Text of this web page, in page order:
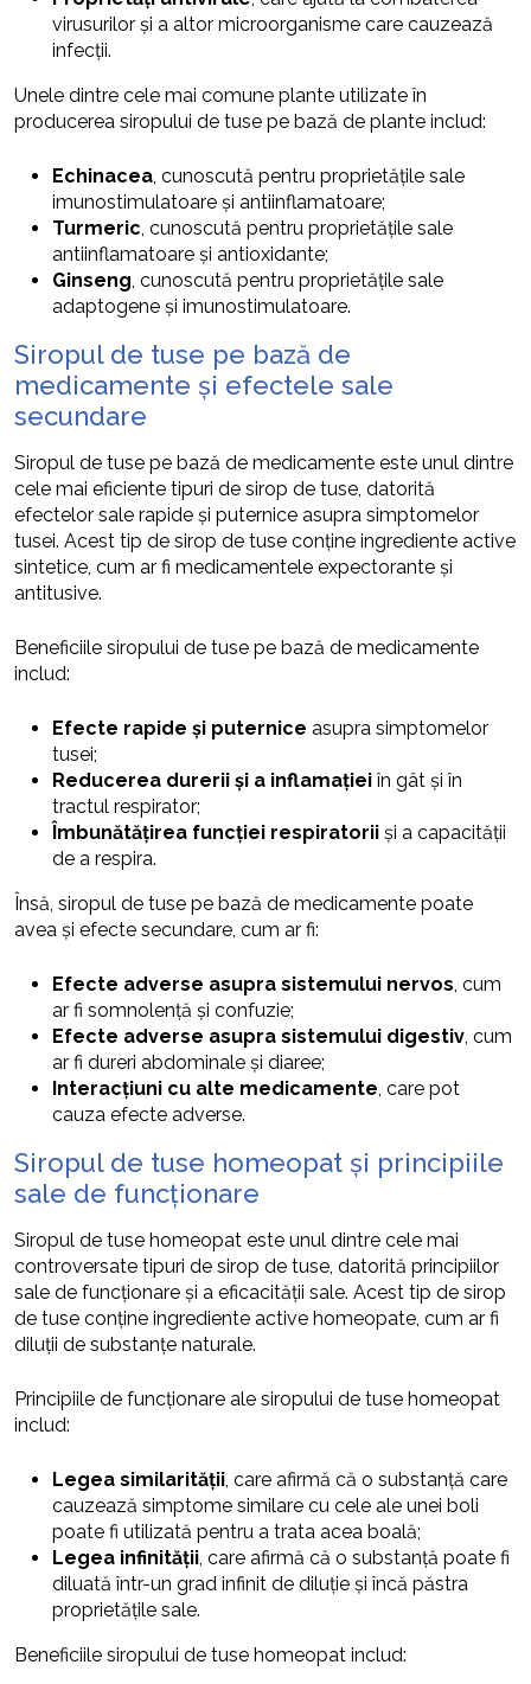
virusurilor și a altor microorganisme care cauzează
infecții.
Unele dintre cele mai comune plante utilizate în
producerea siropului de tuse pe bază de plante includ:
Echinacea , cunoscută pentru proprietățile sale
imunostimulatoare și antiinflamatoare;
Turmeric , cunoscută pentru proprietățile sale
antiinflamatoare și antioxidante;
Ginseng , cunoscută pentru proprietățile sale
adaptogene și imunostimulatoare.
Siropul de tuse pe bază de
medicamente și efectele sale
secundare
Siropul de tuse pe bază de medicamente este unul dintre
cele mai eficiente tipuri de sirop de tuse, datorită
efectelor sale rapide și puternice asupra simptomelor
tusei. Acest tip de sirop de tuse conține ingrediente active
sintetice, cum ar fi medicamentele expectorante și
antitusive.
Beneficiile siropului de tuse pe bază de medicamente
includ:
Efecte rapide și puternice asupra simptomelor
tusei;
Reducerea durerii și a inflamațieiîn gât și în
tractul respirator;
Îmbunătățirea funcției respiratorii și a capacității
de a respira.
Însă, siropul de tuse pe bază de medicamente poate
avea și efecte secundare, cum ar fi:
Efecte adverse asupra sistemului nervos , cum
ar fi somnolență și confuzie;
Efecte adverse asupra sistemului digestiv , cum
ar fi dureri abdominale și diaree;
Interacțiuni cu alte medicamente , care pot
cauza efecte adverse.
Siropul de tuse homeopat și principiile
sale de funcționare
Siropul de tuse homeopat este unul dintre cele mai
controversate tipuri de sirop de tuse, datorită principiilor
sale de funcționare și a eficacității sale. Acest tip de sirop
de tuse conține ingrediente active homeopate, cum ar fi
diluții de substanțe naturale.
Principiile de funcționare ale siropului de tuse homeopat
includ:
Legea similarității , care afirmă că o substanță care
cauzează simptome similare cu cele ale unei boli
poate fi utilizată pentru a trata acea boală;
Legea infinității , care afirmă că o substanță poate fi
diluată într-un grad infinit de diluție și încă păstra
proprietățile sale.
Beneficiile siropului de tuse homeopat includ: